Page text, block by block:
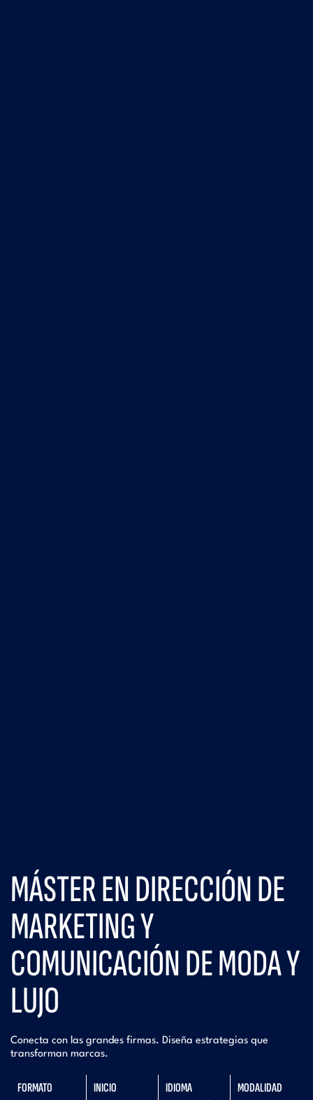
MÁSTER EN DIRECCIÓN DE
MARKETING Y
COMUNICACIÓN DE MODA Y
LUJO
Conecta con las grandes firmas. Diseña estrategias que
transforman marcas.
FORMATO INICIO IDIOMA MODALIDAD